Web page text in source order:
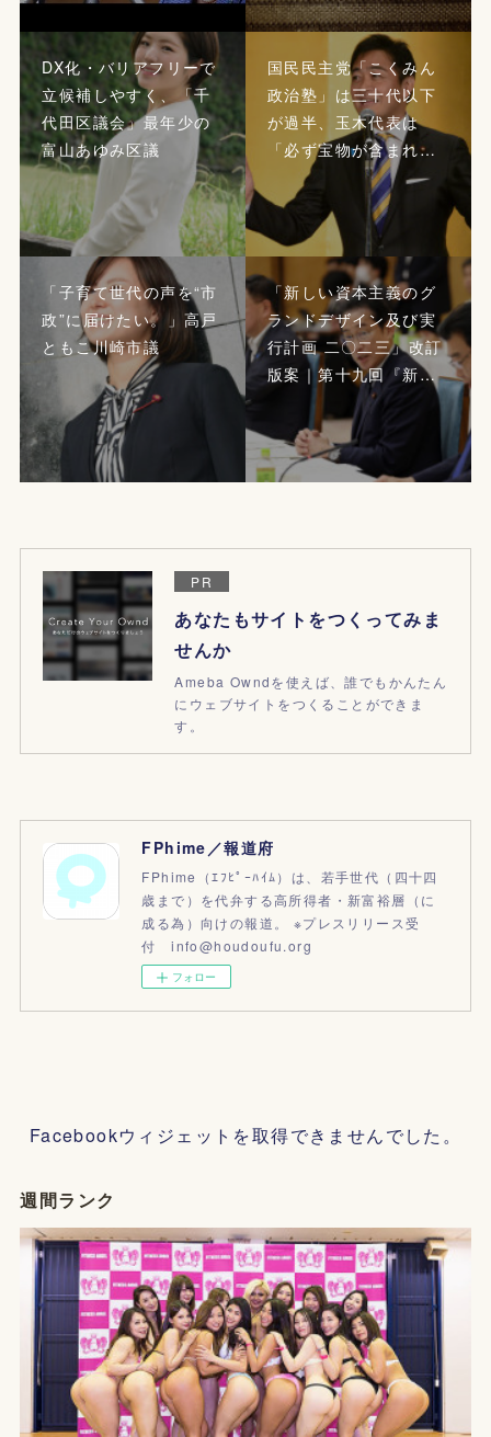
DX化・バリアフリーで
立候補しやすく、「千
代田区議会」最年少の
富山あゆみ区議
国民民主党「こくみん
政治塾」は三十代以下
が過半、玉木代表は
「必ず宝物が含まれ…
「子育て世代の声を“市
政”に届けたい。」高戸
ともこ川崎市議
「新しい資本主義のグ
ランドデザイン及び実
行計画 二〇二三」改訂
版案｜第十九回『新…
PR
あなたもサイトをつくってみま
せんか
Ameba Owndを使えば、誰でもかんたん
にウェブサイトをつくることができま
す。
FPhime／報道府
FPhime（ｴﾌﾋﾟｰﾊｲﾑ）は、若手世代（四十四
歳まで）を代弁する高所得者・新富裕層（に
成る為）向けの報道。 ※プレスリリース受
付 info@houdoufu.org
フォロー
Facebookウィジェットを取得できませんでした。
週間ランク